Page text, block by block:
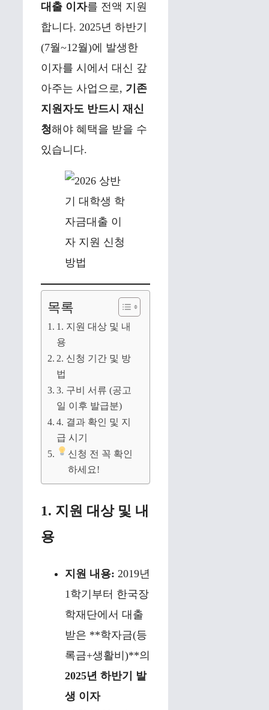
대출 이자를 전액 지원
합니다. 2025년 하반기
(7월~12월)에 발생한
이자를 시에서 대신 갚
아주는 사업으로, 기존
지원자도 반드시 재신
청해야 혜택을 받을 수
있습니다.
목록
1. 지원 대상 및 내
용
2. 신청 기간 및 방
법
3. 구비 서류 (공고
일 이후 발급분)
4. 결과 확인 및 지
급 시기
신청 전 꼭 확인
하세요!
1. 지원 대상 및 내
용
지원 내용: 2019년
1학기부터 한국장
학재단에서 대출
받은 **학자금(등
록금+생활비)**의
2025년 하반기 발
생 이자